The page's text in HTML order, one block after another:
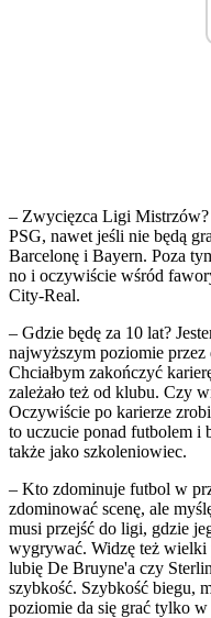
– Zwycięzca Ligi
PSG, nawet jeśli nie będą
Barcelonę i Bayern. Poza
no i oczywiście wśród
City-Real.
– Gdzie będę za 10 lat?
najwyższym poziomie przez
Chciałbym zakończyć
zależało też od klubu. Czy
Oczywiście po karierze
to uczucie ponad futbolem i
także jako szkoleniowiec.
– Kto zdominuje futbol w
zdominować scenę, ale
musi przejść do ligi, gdzie
wygrywać. Widzę też wielki
lubię De Bruyne'a czy
szybkość. Szybkość biegu,
poziomie da się grać tylko w